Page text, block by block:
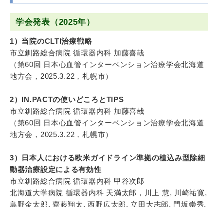
学会発表（2025年）
1）当院のCLTI治療戦略
市立釧路総合病院 循環器内科 加藤喜哉
（第60回 日本心血管インターベンション治療学会北海道
地方会，2025.3.22，札幌市）
2）IN.PACTの使いどころとTIPS
市立釧路総合病院 循環器内科 加藤喜哉
（第60回 日本心血管インターベンション治療学会北海道
地方会，2025.3.22，札幌市）
3）日本人における欧米ガイドライン準拠の植込み型除細
動器治療設定による有効性
市立釧路総合病院 循環器内科 甲谷次郎
北海道大学病院 循環器内科 天満太郎，川上 慧, 川崎祐寛,
島野金太郎, 齋藤翔太, 西野広太郎, 立田大志郎, 門坂崇秀,